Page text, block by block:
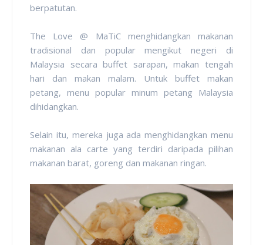
berpatutan.
The Love @ MaTiC menghidangkan makanan
tradisional dan popular mengikut negeri di
Malaysia secara buffet sarapan, makan tengah
hari dan makan malam. Untuk buffet makan
petang, menu popular minum petang Malaysia
dihidangkan.
Selain itu, mereka juga ada menghidangkan menu
makanan ala carte yang terdiri daripada pilihan
makanan barat, goreng dan makanan ringan.